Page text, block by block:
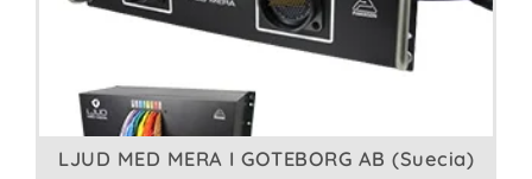
LJUD MED MERA I GOTEBORG AB (Suecia)